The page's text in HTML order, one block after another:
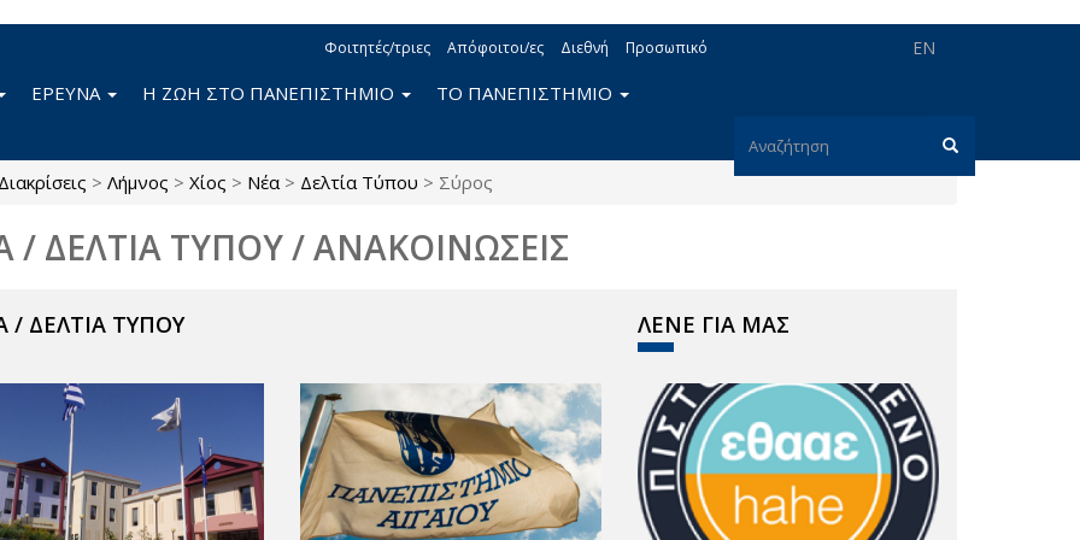
EN
Φοιτητές/τριες Απόφοιτοι/ες Διεθνή Προσωπικό
Φόρμα
ΕΡΕΥΝΑ Η ΖΩΗ ΣΤΟ ΠΑΝΕΠΙΣΤΗΜΙΟ ΤΟ ΠΑΝΕΠΙΣΤΗΜΙΟ
> Λήμνος > Χίος > Νέα > Δελτία Τύπου > Σύρος
/ ΔΕΛΤΙΑ ΤΥΠΟΥ / ΑΝΑΚΟΙΝΩΣΕΙΣ
/ ΔΕΛΤΙΑ ΤΥΠΟΥ ΛΕΝΕ ΓΙΑ ΜΑΣ